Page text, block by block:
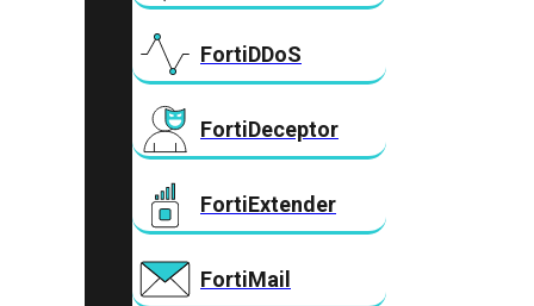
FortiDDoS
FortiDeceptor
FortiExtender
FortiMail